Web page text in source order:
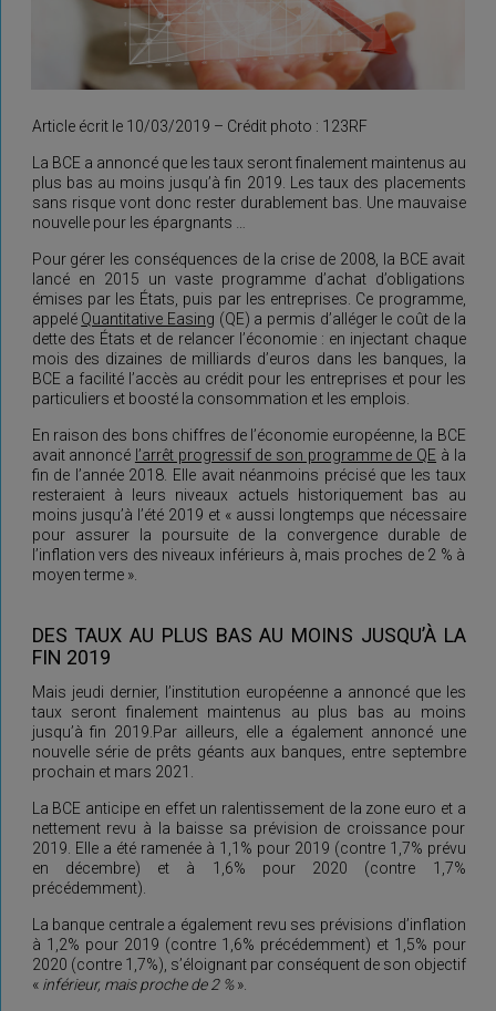
Article écrit le 10/03/2019 – Crédit photo : 123RF
La BCE a annoncé que les taux seront finalement maintenus au
plus bas au moins jusqu’à fin 2019. Les taux des placements
sans risque vont donc rester durablement bas. Une mauvaise
nouvelle pour les épargnants …
Pour gérer les conséquences de la crise de 2008, la BCE avait
lancé en 2015 un vaste programme d’achat d’obligations
émises par les États, puis par les entreprises. Ce programme,
appelé Quantitative Easing (QE) a permis d’alléger le coût de la
dette des États et de relancer l’économie : en injectant chaque
mois des dizaines de milliards d’euros dans les banques, la
BCE a facilité l’accès au crédit pour les entreprises et pour les
particuliers et boosté la consommation et les emplois.
En raison des bons chiffres de l’économie européenne, la BCE
avait annoncé l’arrêt progressif de son programme de QE à la
fin de l’année 2018. Elle avait néanmoins précisé que les taux
resteraient à leurs niveaux actuels historiquement bas au
moins jusqu’à l’été 2019 et « aussi longtemps que nécessaire
pour assurer la poursuite de la convergence durable de
l’inflation vers des niveaux inférieurs à, mais proches de 2 % à
moyen terme ».
DES TAUX AU PLUS BAS AU MOINS JUSQU’À LA
FIN 2019
Mais jeudi dernier, l’institution européenne a annoncé que les
taux seront finalement maintenus au plus bas au moins
jusqu’à fin 2019.Par ailleurs, elle a également annoncé une
nouvelle série de prêts géants aux banques, entre septembre
prochain et mars 2021.
La BCE anticipe en effet un ralentissement de la zone euro et a
nettement revu à la baisse sa prévision de croissance pour
2019. Elle a été ramenée à 1,1% pour 2019 (contre 1,7% prévu
en décembre) et à 1,6% pour 2020 (contre 1,7%
précédemment).
La banque centrale a également revu ses prévisions d’inflation
à 1,2% pour 2019 (contre 1,6% précédemment) et 1,5% pour
2020 (contre 1,7%), s’éloignant par conséquent de son objectif
«inférieur, mais proche de 2 %».